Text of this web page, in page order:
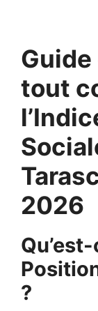
tout
2026
?